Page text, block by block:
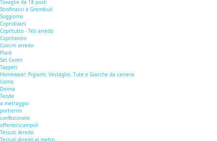
Tovaglie da 18 posti
Strofinacci e Grembiuli
Soggiorno
Copridivani
Copritutto - Teli arredo
Copritavolo
Cuscini arredo
Plaid
Set Centri
Tappeti
Homewear: Pigiami, Vestaglie, Tute e Giacche da camera
Uomo
Donna
Tende
a metraggio
portierini
confezionate
offerte/scampoli
Tessuti Arredo
Tessuti Arredo al metro